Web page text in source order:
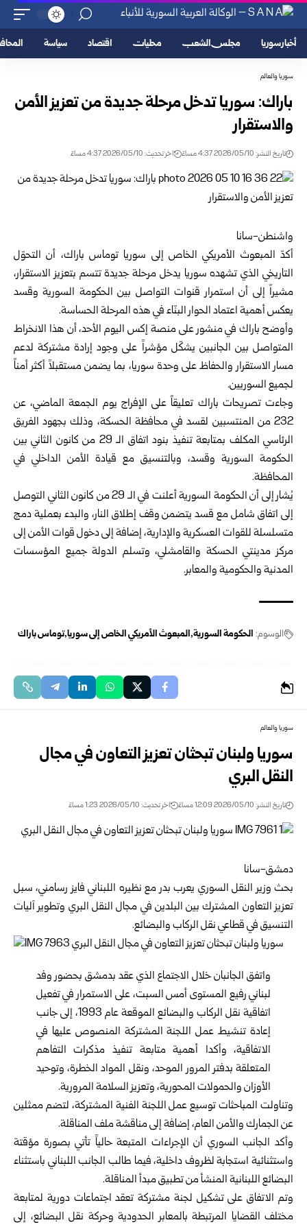
أخبار سوريا مجلس الشعب محليات اقتصاد سياسة
سوريا والعالم
باراك: سوريا تدخل مرحلة جديدة من تعزيز الأمن
والاستقرار
تاريخ النشر: 2026/05/10 4:37 مساءً اخر تحديث: 2026/05/10 4:37 مساءً
واشنطن-سانا
أكدّ المبعوث الأمريكي الخاص إلى سوريا توماس باراك، أن التحوّل
التاريخي الذي تشهده سوريا يدخل مرحلة جديدة تتسم بتعزيز الاستقرار،
مشيراً إلى أن استمرار قنوات التواصل بين الحكومة السورية وقسد
يعكس أهمية اعتماد الحوار البنّاء في هذه المرحلة الحساسة.
وأوضح باراك في منشور على منصة إكس اليوم الأحد، أن هذا الانخراط
المتواصل بين الجانبين يشكّل مؤشراً على وجود إرادة مشتركة لدعم
مسار الاستقرار والحفاظ على وحدة سوريا، بما يضمن مستقبلاً أكثر أمناً
لجميع السوريين.
وجاءت تصريحات باراك تعليقاً على الإفراج يوم الجمعة الماضي، عن
232 من المنتسبين لقسد في محافظة الحسكة، وذلك بجهود الفريق
الرئاسي المكلف بمتابعة تنفيذ بنود اتفاق الـ 29 من كانون الثاني بين
الحكومة السورية وقسد، وبالتنسيق مع قيادة الأمن الداخلي في
المحافظة.
يُشار إلى أن الحكومة السورية أعلنت في الـ 29 من كانون الثاني التوصل
إلى اتفاق شامل مع قسد يتضمن وقف إطلاق النار، والبدء بعملية دمج
متسلسلة للقوات العسكرية والإدارية، إضافة إلى دخول قوات الأمن إلى
مركز مدينتي الحسكة والقامشلي، وتسلم الدولة جميع المؤسسات
المدنية والحكومية والمعابر.
الوسوم: الحكومة السورية المبعوث الأمريكي الخاص إلى سوريا توماس باراك
سوريا والعالم
سوريا ولبنان تبحثان تعزيز التعاون في مجال
النقل البري
تاريخ النشر: 2026/05/10 12:09 مساءً اخر تحديث: 2026/05/10 1:23 مساءً
دمشق-سانا
بحث وزير النقل السوري يعرب بدر مع نظيره اللبناني فايز رسامني، سبل
تعزيز التعاون المشترك بين البلدين في مجال النقل البري وتطوير آليات
التنسيق في قطاعي نقل الركاب والبضائع.
واتفق الجانبان خلال الاجتماع الذي عقد بدمشق بحضور وفد
لبناني رفيع المستوى أمس السبت، على الاستمرار في تفعيل
اتفاقية نقل الركاب والبضائع الموقعة عام 1993، إلى جانب
إعادة تنشيط عمل اللجنة المشتركة المنصوص عليها في
الاتفاقية، وأكدا أهمية متابعة تنفيذ مذكرات التفاهم
المتعلقة بدفتر المرور الموحد، ونقل المواد الخطرة، وتوحيد
الأوزان والحمولات المحورية، وتعزيز السلامة المرورية.
وتناولت المباحثات توسيع عمل اللجنة الفنية المشتركة، لتضم ممثلين
عن الجمارك والأمن العام، إضافة إلى مناقشة ملف المناقلة.
وأكد الجانب السوري أن الإجراءات المتبعة حالياً تأتي بصورة مؤقتة
واستثنائية استجابة لظروف داخلية، فيما طالب الجانب اللبناني باستثناء
البضائع اللبنانية المنشأ من تطبيق مبدأ المناقلة.
وتم الاتفاق على تشكيل لجنة مشتركة تعقد اجتماعات دورية لمتابعة
مختلف القضايا المرتبطة بالمعابر الحدودية وحركة نقل البضائع، إلى